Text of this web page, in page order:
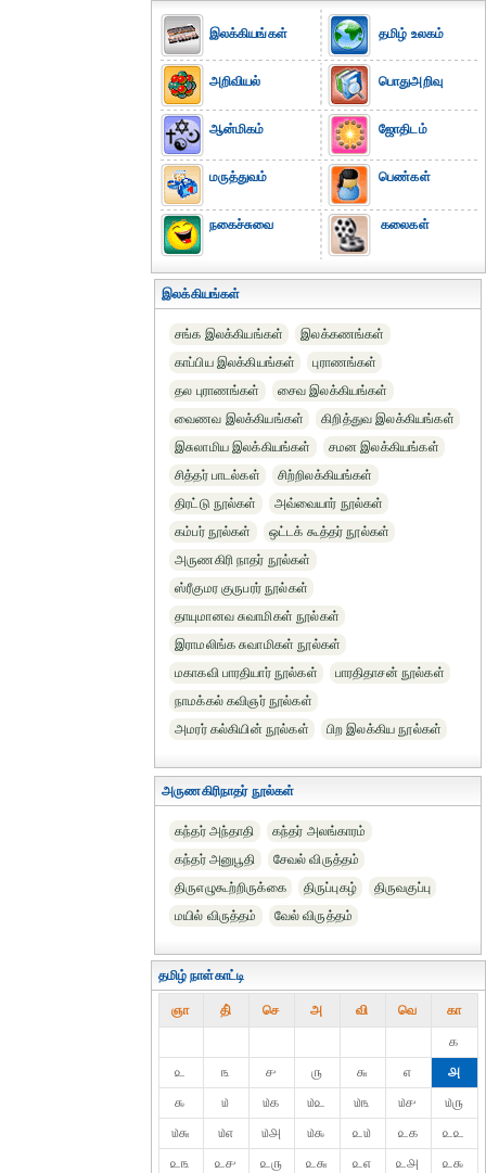
இலக்கியங்கள்
அறிவியல்
ஆன்மிகம்
மருத்துவம்
நகைச்சுவை
தமிழ் உலகம்
பொதுஅறிவு
ஜோதிடம்
பெண்கள்
கலைகள்
இலக்கியங்கள்
சங்க இலக்கியங்கள்
இலக்கணங்கள்
காப்பிய இலக்கியங்கள்
புராணங்கள்
தல புராணங்கள்
சைவ இலக்கியங்கள்
வைணவ இலக்கியங்கள்
கிறித்துவ இலக்கியங்கள்
இசுலாமிய இலக்கியங்கள்
சமன இலக்கியங்கள்
சித்தர் பாடல்கள்
சிற்றிலக்கியங்கள்
திரட்டு நூல்கள்
அவ்வையார் நூல்கள்
கம்பர் நூல்கள்
ஒட்டக் கூத்தர் நூல்கள்
அருணகிரி நாதர் நூல்கள்
ஸ்ரீகுமர குருபரர் நூல்கள்
தாயுமானவ சுவாமிகள் நூல்கள்
இராமலிங்க சுவாமிகள் நூல்கள்
மகாகவி பாரதியார் நூல்கள்
பாரதிதாசன் நூல்கள்
நாமக்கல் கவிஞர் நூல்கள்
அமரர் கல்கியின் நூல்கள்
பிற இலக்கிய நூல்கள்
அருணகிரிநாதர் நூல்கள்
கந்தர் அந்தாதி
கந்தர் அலங்காரம்
கந்தர் அனுபூதி
சேவல் விருத்தம்
திருஎழுகூற்றிருக்கை
திருப்புகழ்
திருவகுப்பு
மயில் விருத்தம்
வேல் விருத்தம்
தமிழ் நாள்காட்டி
ஞா தி் செ அ வி வெ கா
௧
௨
௩ ௪ ௫ ௬ ௭
௮
௯
௰ ௰௧ ௰௨ ௰௩ ௰௪
௰௫
௰௬
௰௭ ௰௮ ௰௯ ௨௰ ௨௧
௨௨
௨௩
௨௪ ௨௫ ௨௬ ௨௭ ௨௮
௨௯